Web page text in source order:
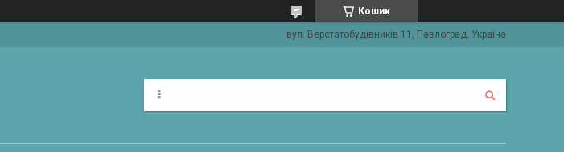
Кошик
вул. Верстатобудівників 11, Павлоград, Україна